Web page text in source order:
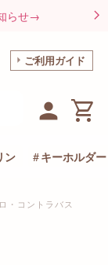
らせ→
ご利用ガイド
ン キーホルダー
・コントラバス